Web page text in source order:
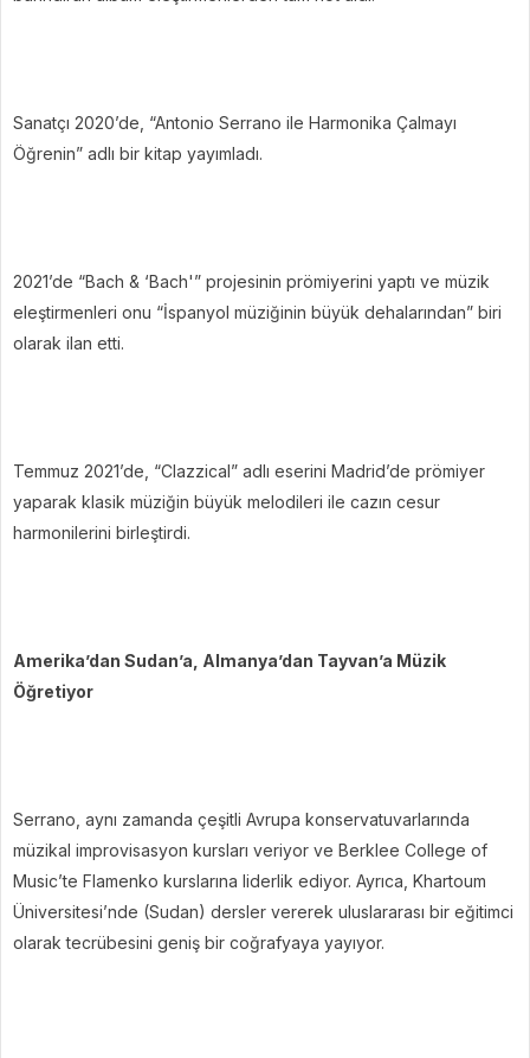
Sanatçı 2020’de, “Antonio Serrano ile Harmonika Çalmayı
Öğrenin” adlı bir kitap yayımladı.
2021’de “Bach & ‘Bach'” projesinin prömiyerini yaptı ve müzik
eleştirmenleri onu “İspanyol müziğinin büyük dehalarından” biri
olarak ilan etti.
Temmuz 2021’de, “Clazzical” adlı eserini Madrid’de prömiyer
yaparak klasik müziğin büyük melodileri ile cazın cesur
harmonilerini birleştirdi.
Amerika’dan Sudan’a, Almanya’dan Tayvan’a Müzik
Öğretiyor
Serrano, aynı zamanda çeşitli Avrupa konservatuvarlarında
müzikal improvisasyon kursları veriyor ve Berklee College of
Music’te Flamenko kurslarına liderlik ediyor. Ayrıca, Khartoum
Üniversitesi’nde (Sudan) dersler vererek uluslararası bir eğitimci
olarak tecrübesini geniş bir coğrafyaya yayıyor.